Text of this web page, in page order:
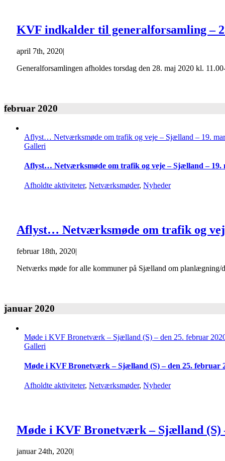
KVF indkalder til generalforsamling –
april 7th, 2020|
Generalforsamlingen afholdes torsdag den 28. maj 2020 kl.
februar 2020
Aflyst… Netværksmøde om trafik og veje – Sjælland – 19.
Galleri
Aflyst… Netværksmøde om trafik og veje – Sjælland – 19.
Afholdte aktiviteter, Netværksmøder, Nyheder
Aflyst… Netværksmøde om trafik og
februar 18th, 2020|
Netværks møde for alle kommuner på Sjælland om planlægning/
januar 2020
Møde i KVF Bronetværk – Sjælland (S) – den 25. februar
Galleri
Møde i KVF Bronetværk – Sjælland (S) – den 25. februar
Afholdte aktiviteter, Netværksmøder, Nyheder
Møde i KVF Bronetværk – Sjælland (S)
januar 24th, 2020|